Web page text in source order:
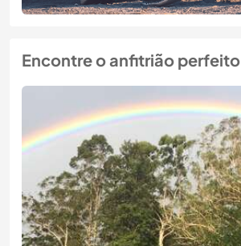
Encontre o anfitrião perfeito